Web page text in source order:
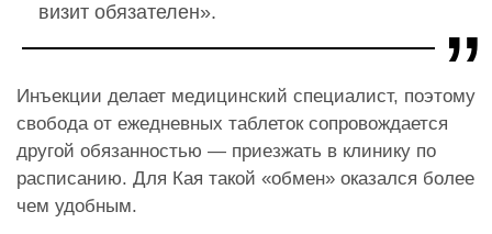
визит обязателен».
Инъекции делает медицинский специалист, поэтому
свобода от ежедневных таблеток сопровождается
другой обязанностью — приезжать в клинику по
расписанию. Для Кая такой «обмен» оказался более
чем удобным.